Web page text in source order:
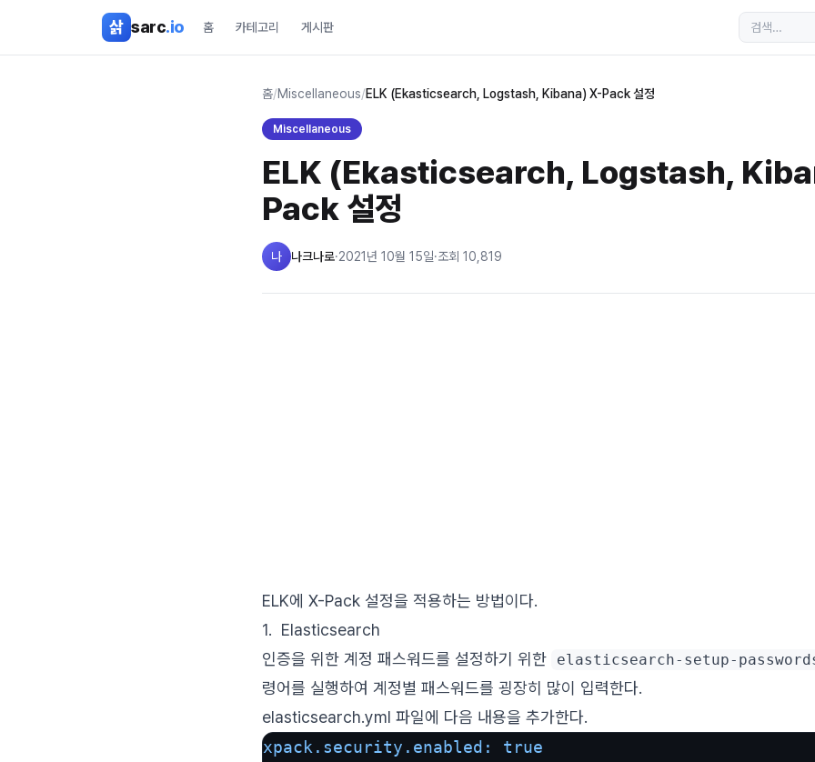
삵 sarc.io 홈 카테고리 게시판
홈/Miscellaneous/ELK (Ekasticsearch, Logstash, Kibana) X-Pack 설정
Miscellaneous
ELK (Ekasticsearch, Logstash,
Pack 설정
나 나크나로·2021년 10월 15일·조회 10,819
ELK에 X-Pack 설정을 적용하는 방법이다.
1. Elasticsearch
인증을 위한 계정 패스워드를 설정하기 위한
elasticsearch-setup-
령어를 실행하여 계정별 패스워드를 굉장히 많이 입력한다.
elasticsearch.yml 파일에 다음 내용을 추가한다.
xpack.security.enabled:
true